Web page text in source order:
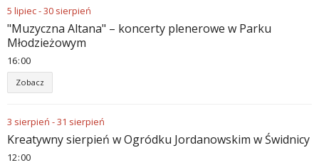
5 lipiec-30 sierpień
"Muzyczna Altana" – koncerty plenerowe w Parku
Młodzieżowym
16:00
Zobacz
3 sierpień -31 sierpień
Kreatywny sierpień w Ogródku Jordanowskim w Świdnicy
12:00